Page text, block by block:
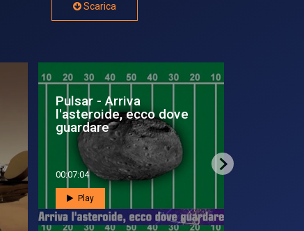
Scarica
Buon compleanno
Iss!
00:03:29
Play